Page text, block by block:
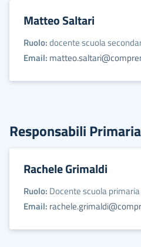
Matteo Saltari
Ruolo:docente scuola
Email:
Responsabili
Rachele Grimaldi
Ruolo: Docente scuola primaria
Email: